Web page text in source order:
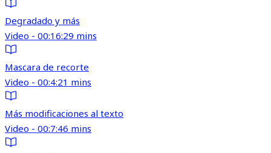
Degradado y más
Video - 00:16:29 mins
Mascara de recorte
Video - 00:4:21 mins
Más modificaciones al texto
Video - 00:7:46 mins